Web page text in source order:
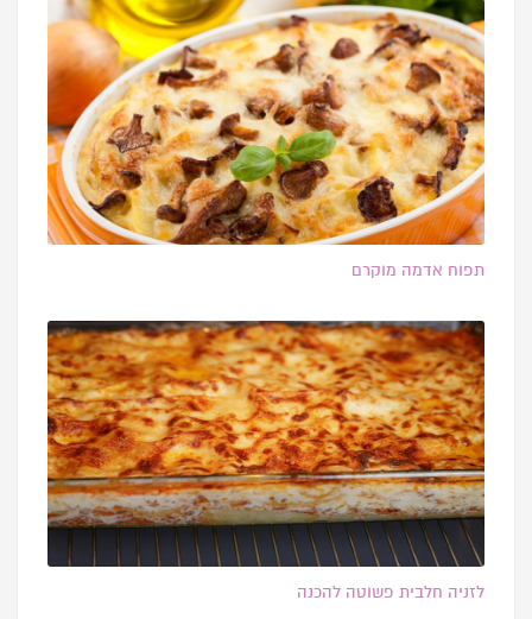
תפוח אדמה מוקרם
לזניה חלבית פשוטה להכנה